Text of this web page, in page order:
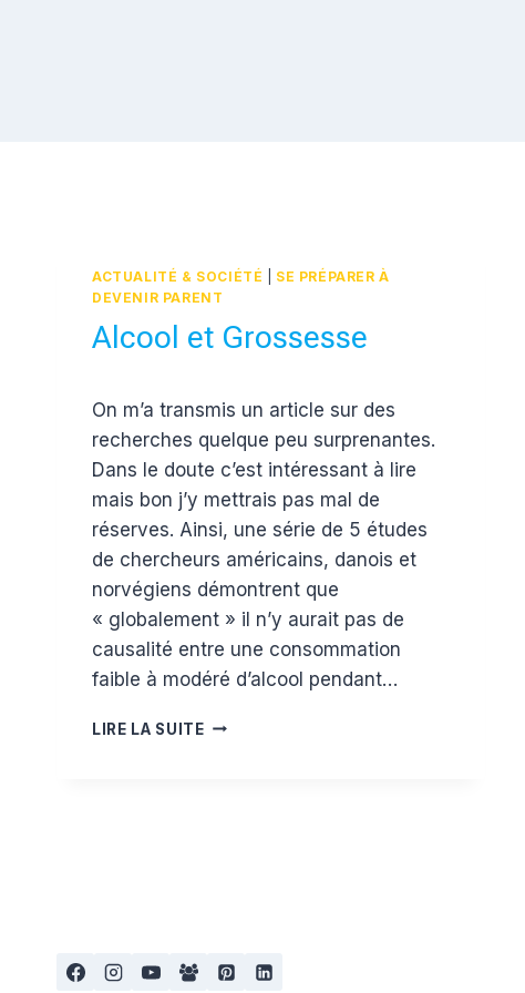
ACTUALITÉ & SOCIÉTÉ
SE PRÉPARER À
DEVENIR PARENT
Alcool et Grossesse
Estelle
On m’a transmis un article sur des
recherches quelque peu surprenantes.
Dans le doute c’est intéressant à lire
mais bon j’y mettrais pas mal de
réserves. Ainsi, une série de 5 études
de chercheurs américains, danois et
norvégiens démontrent que
« globalement » il n’y aurait pas de
causalité entre une consommation
faible à modéré d’alcool pendant…
LIRE LA SUITEALCOOL